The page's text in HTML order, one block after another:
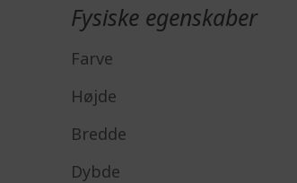
Fysiske egenskaber
Farve
Højde
Bredde
Dybde